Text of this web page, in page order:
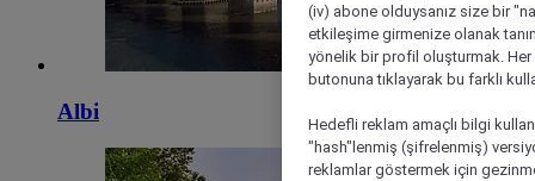
Albi
(iv) abone olduysanız size bir
etkileşime girmenize olanak
yönelik bir profil oluşturmak.
butonuna tıklayarak bu farklı
Hedefli reklam amaçlı bilgi
"hash"lenmiş (şifrelenmiş)
reklamlar göstermek için